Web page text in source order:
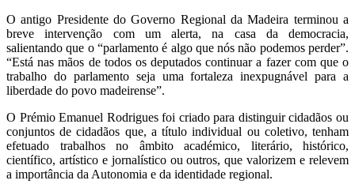
O antigo Presidente do Governo Regional da Madeira terminou a
breve intervenção com um alerta, na casa da democracia,
salientando que o “parlamento é algo que nós não podemos perder”.
“Está nas mãos de todos os deputados continuar a fazer com que o
trabalho do parlamento seja uma fortaleza inexpugnável para a
liberdade do povo madeirense”.
O Prémio Emanuel Rodrigues foi criado para distinguir cidadãos ou
conjuntos de cidadãos que, a título individual ou coletivo, tenham
efetuado trabalhos no âmbito académico, literário, histórico,
científico, artístico e jornalístico ou outros, que valorizem e relevem
a importância da Autonomia e da identidade regional.